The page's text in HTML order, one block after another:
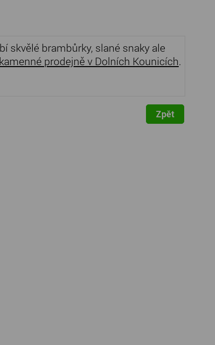
skvělé brambůrky, slané snaky ale
kamenné prodejně v Dolních Kounicích.
Zpět